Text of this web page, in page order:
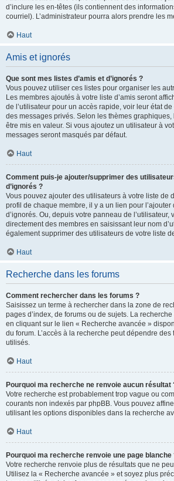
d’inclure les en-têtes (ils contiennent des
courriel). L’administrateur pourra alors prendre les
Haut
Amis et ignorés
Que sont mes listes d’amis et d’ignorés ?
Vous pouvez utiliser ces listes pour organiser les
Les membres ajoutés à votre liste d’amis seront
de l’utilisateur pour un accès rapide, voir leur état
des messages privés. Selon les thèmes
être mis en valeur. Si vous ajoutez un utilisateur à
messages seront masqués par défaut.
Haut
Comment puis-je ajouter/supprimer des
d’ignorés ?
Vous pouvez ajouter des utilisateurs à votre liste de
profil de chaque membre, il y a un lien pour l’ajouter
d’ignorés. Ou, depuis votre panneau de l’utilisateur,
directement des membres en saisissant leur nom
également supprimer des utilisateurs de votre liste
Haut
Recherche dans les forums
Comment rechercher dans les forums ?
Saisissez un terme à rechercher dans la zone de
pages d’index, de forums ou de sujets. La
en cliquant sur le lien « Recherche avancée »
du forum. L’accès à la recherche peut dépendre
utilisés.
Haut
Pourquoi ma recherche ne renvoie aucun résultat
Votre recherche est probablement trop vague ou
courants non indexés par phpBB. Vous pouvez
utilisant les options disponibles dans la recherche
Haut
Pourquoi ma recherche renvoie une page blanche
Votre recherche renvoie plus de résultats que ne
Utilisez la « Recherche avancée » et soyez plus